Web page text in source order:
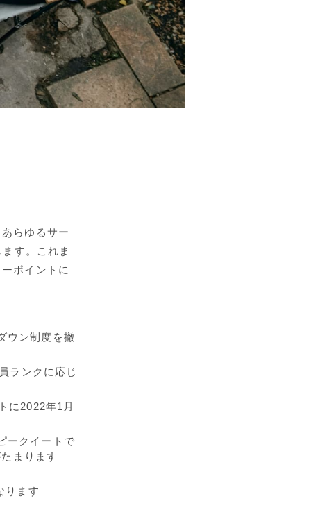
らゆるサー
す。これま
ポイントに
ウン制度を撤
ランクに応じ
に2022年1月
ークイートで
まります
ります